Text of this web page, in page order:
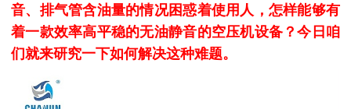
音、排气管含油量的情况困惑着使用人，怎样能够有
着一款效率高平稳的无油静音的空压机设备？今日咱
们就来研究一下如何解决这种难题。